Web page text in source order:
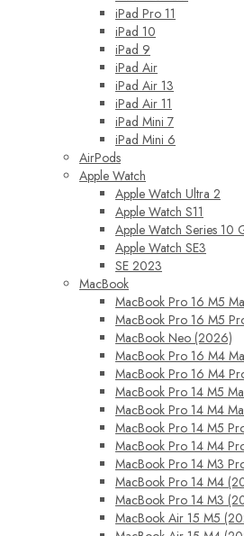
iPad Pro 11
iPad 10
iPad 9
iPad Air
iPad Air 13
iPad Air 11
iPad Mini 7
iPad Mini 6
AirPods
Apple Watch
Apple Watch Ultra 2
Apple Watch S11
Apple Watch Series 10
Apple Watch SE3
SE 2023
MacBook
MacBook Pro 16 M5
MacBook Pro 16 M5
MacBook Neo (2026)
MacBook Pro 16 M4
MacBook Pro 16 M4
MacBook Pro 14 M5
MacBook Pro 14 M4
MacBook Pro 14 M5
MacBook Pro 14 M4
MacBook Pro 14 M3
MacBook Pro 14 M4
MacBook Pro 14 M3
MacBook Air 15 M5